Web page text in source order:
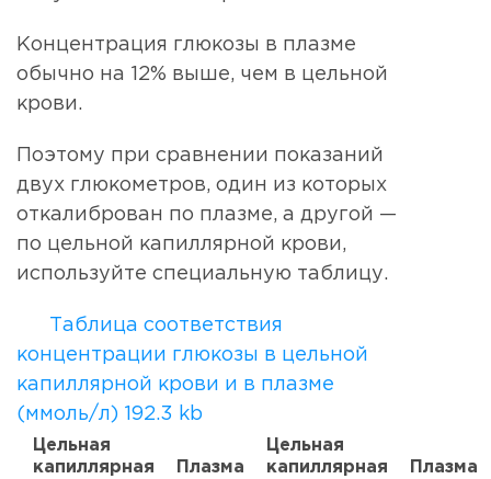
Концентрация глюкозы в плазме
обычно на 12% выше, чем в цельной
крови.
Поэтому при сравнении показаний
двух глюкометров, один из которых
откалиброван по плазме, а другой —
по цельной капиллярной крови,
используйте специальную таблицу.
Таблица соответствия
концентрации глюкозы в цельной
капиллярной крови и в плазме
(ммоль/л) 192.3 kb
Цельная
капиллярная
Плазма
Цельная
капиллярная
Плазма